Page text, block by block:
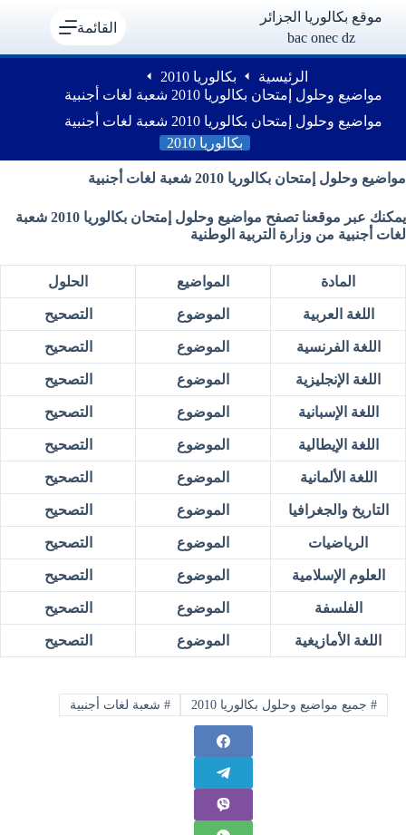
موقع بكالوريا الجزائر
bac onec dz
القائمة
الرئيسية
بكالوريا 2010
مواضيع وحلول إمتحان بكالوريا 2010 شعبة لغات أجنبية
مواضيع وحلول إمتحان بكالوريا 2010 شعبة لغات أجنبية
بكالوريا 2010
مواضيع وحلول إمتحان بكالوريا 2010 شعبة لغات أجنبية
يمكنك عبر موقعنا تصفح مواضيع وحلول إمتحان بكالوريا 2010 شعبة
لغات أجنبية من وزارة التربية الوطنية
المادة المواضيع الحلول
اللغة العربية الموضوع التصحيح
اللغة الفرنسية الموضوع التصحيح
اللغة الإنجليزية الموضوع التصحيح
اللغة الإسبانية الموضوع التصحيح
اللغة الإيطالية الموضوع التصحيح
اللغة الألمانية الموضوع التصحيح
التاريخ والجغرافيا الموضوع التصحيح
الرياضيات الموضوع التصحيح
العلوم الإسلامية الموضوع التصحيح
الفلسفة الموضوع التصحيح
اللغة الأمازيغية الموضوع التصحيح
#جميع مواضيع وحلول بكالوريا 2010 # شعبة لغات أجنبية